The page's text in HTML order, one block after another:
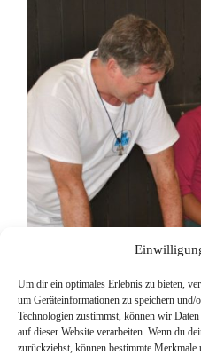
Um dir ein optimales Erlebnis zu bieten,
um Geräteinformationen zu speichern und/
Technologien zustimmst, können wir
auf dieser Website verarbeiten. Wenn du
zurückziehst, können bestimmte
In den letzten Tagen haben